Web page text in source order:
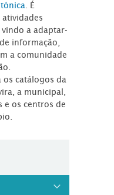
. É
a adaptar-
informação,
a comunidade
os catálogos da
a municipal,
e os centros de